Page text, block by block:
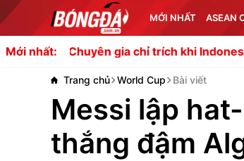
MỚI NHẤT ASEAN
Mới nhất:gia chỉ trích khi Indonesia "hoàn toàn
Trang chủ World Cup Bài viết
Messi lập
thắng đậm